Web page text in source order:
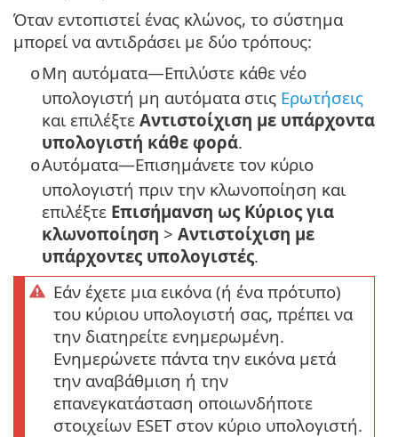
Όταν εντοπιστεί ένας κλώνος, το σύστημα
μπορεί να αντιδράσει με δύο τρόπους:
oΜη αυτόματα—Επιλύστε κάθε νέο
υπολογιστή μη αυτόματα στις Ερωτήσεις
και επιλέξτε Αντιστοίχιση με υπάρχοντα
υπολογιστή κάθε φορά.
oΑυτόματα—Επισημάνετε τον κύριο
υπολογιστή πριν την κλωνοποίηση και
επιλέξτε Επισήμανση ως Κύριος για
κλωνοποίηση > Αντιστοίχιση με
υπάρχοντες υπολογιστές.
Εάν έχετε μια εικόνα (ή ένα πρότυπο)
του κύριου υπολογιστή σας, πρέπει να
την διατηρείτε ενημερωμένη.
Ενημερώνετε πάντα την εικόνα μετά
την αναβάθμιση ή την
επανεγκατάσταση οποιωνδήποτε
στοιχείων ESET στον κύριο υπολογιστή.